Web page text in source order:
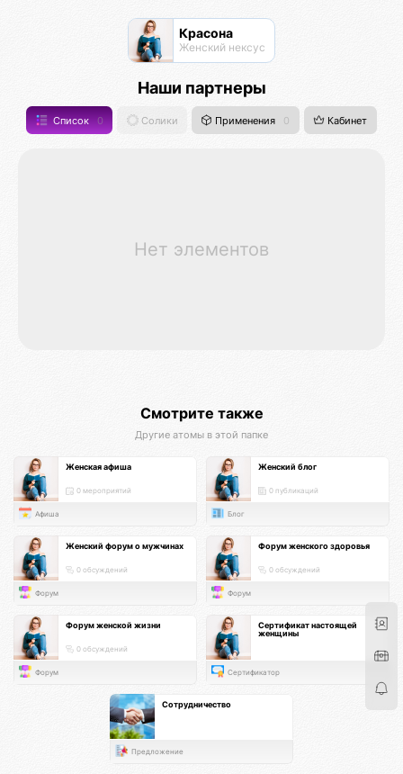
Красона
Женский нексус
Наши партнеры
Список 0 Солики Применения 0 Кабинет
Нет элементов
Смотрите также
Другие атомы в этой папке
Женская афиша
0 мероприятий
Афиша
Женский блог
0 публикаций
Блог
Женский форум о мужчинах
0 обсуждений
Форум
Форум женского здоровья
0 обсуждений
Форум
Форум женской жизни
0 обсуждений
Форум
Сертификат настоящей
женщины
Сертификатор
Сотрудничество
Предложение